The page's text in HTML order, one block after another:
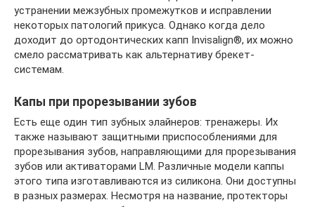
устранении межзубных промежутков и исправлении
некоторых патологий прикуса. Однако когда дело
доходит до ортодонтических капп Invisalign®, их можно
смело рассматривать как альтернативу брекет-
системам.
Капы при прорезывании зубов
Есть еще один тип зубных элайнеров: тренажеры. Их
также называют защитными приспособлениями для
прорезывания зубов, направляющими для прорезывания
зубов или активаторами LM. Различные модели каппы
этого типа изготавливаются из силикона. Они доступны
в разных размерах. Несмотря на название, протекторы